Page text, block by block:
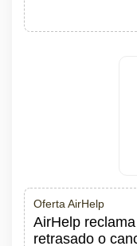
Oferta AirHelp
AirHelp
retrasado o